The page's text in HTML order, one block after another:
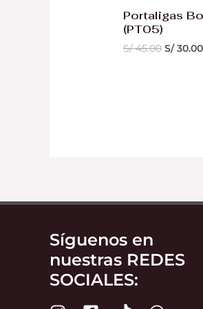
Portaligas
(PT05)
S/45.00 S/30.00
Síguenos en
nuestras REDES
SOCIALES: